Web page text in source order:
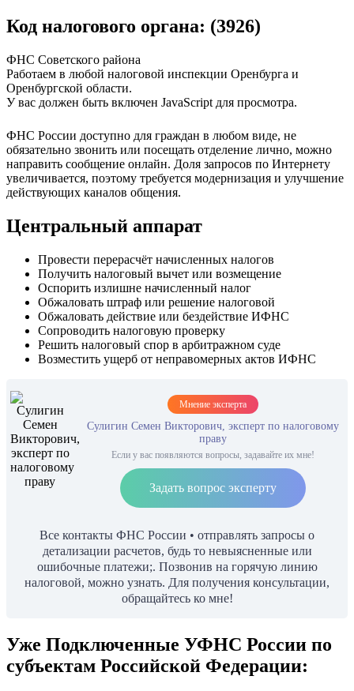
Код налогового органа: (3926)
ФНС Советского района
Работаем в любой налоговой инспекции Оренбурга и
Оренбургской области.
У вас должен быть включен JavaScript для просмотра.
ФНС России доступно для граждан в любом виде, не
обязательно звонить или посещать отделение лично, можно
направить сообщение онлайн. Доля запросов по Интернету
увеличивается, поэтому требуется модернизация и улучшение
действующих каналов общения.
Центральный аппарат
Провести перерасчёт начисленных налогов
Получить налоговый вычет или возмещение
Оспорить излишне начисленный налог
Обжаловать штраф или решение налоговой
Обжаловать действие или бездействие ИФНС
Сопроводить налоговую проверку
Решить налоговый спор в арбитражном суде
Возместить ущерб от неправомерных актов ИФНС
Мнение эксперта
Сулигин Семен Викторович, эксперт по налоговому
праву
Если у вас появляются вопросы, задавайте их мне!
Задать вопрос эксперту
Все контакты ФНС России • отправлять запросы о
детализации расчетов, будь то невыясненные или
ошибочные платежи;. Позвонив на горячую линию
налоговой, можно узнать. Для получения консультации,
обращайтесь ко мне!
Уже Подключенные УФНС России по
субъектам Российской Федерации: